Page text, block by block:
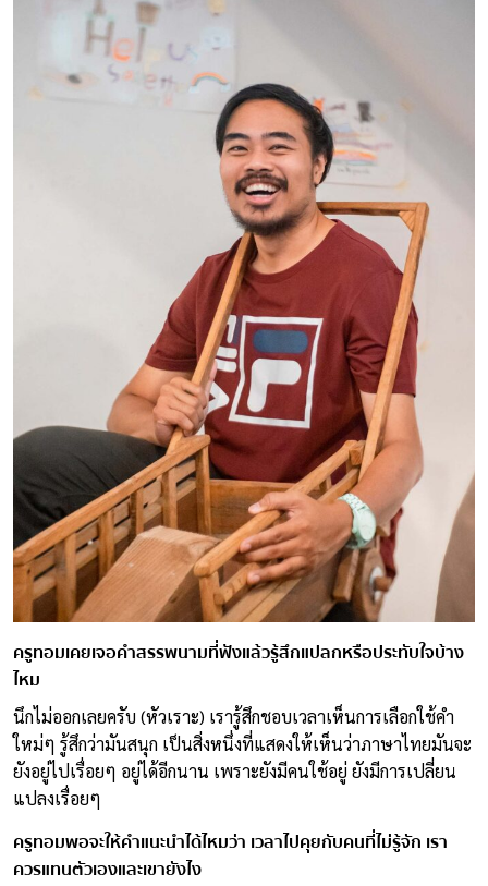
ครูทอมเคยเจอคำสรรพนามที่ฟังแล้วรู้สึกแปลกหรือประทับใจบ้าง
ไหม
นึกไม่ออกเลยครับ (หัวเราะ) เรารู้สึกชอบเวลาเห็นการเลือกใช้คำ
ใหม่ๆ รู้สึกว่ามันสนุก เป็นสิ่งหนึ่งที่แสดงให้เห็นว่าภาษาไทยมันจะ
ยังอยู่ไปเรื่อยๆ อยู่ได้อีกนาน เพราะยังมีคนใช้อยู่ ยังมีการเปลี่ยน
แปลงเรื่อยๆ
ครูทอมพอจะให้คำแนะนำได้ไหมว่า เวลาไปคุยกับคนที่ไม่รู้จัก เรา
ควรแทนตัวเองและเขายังไง